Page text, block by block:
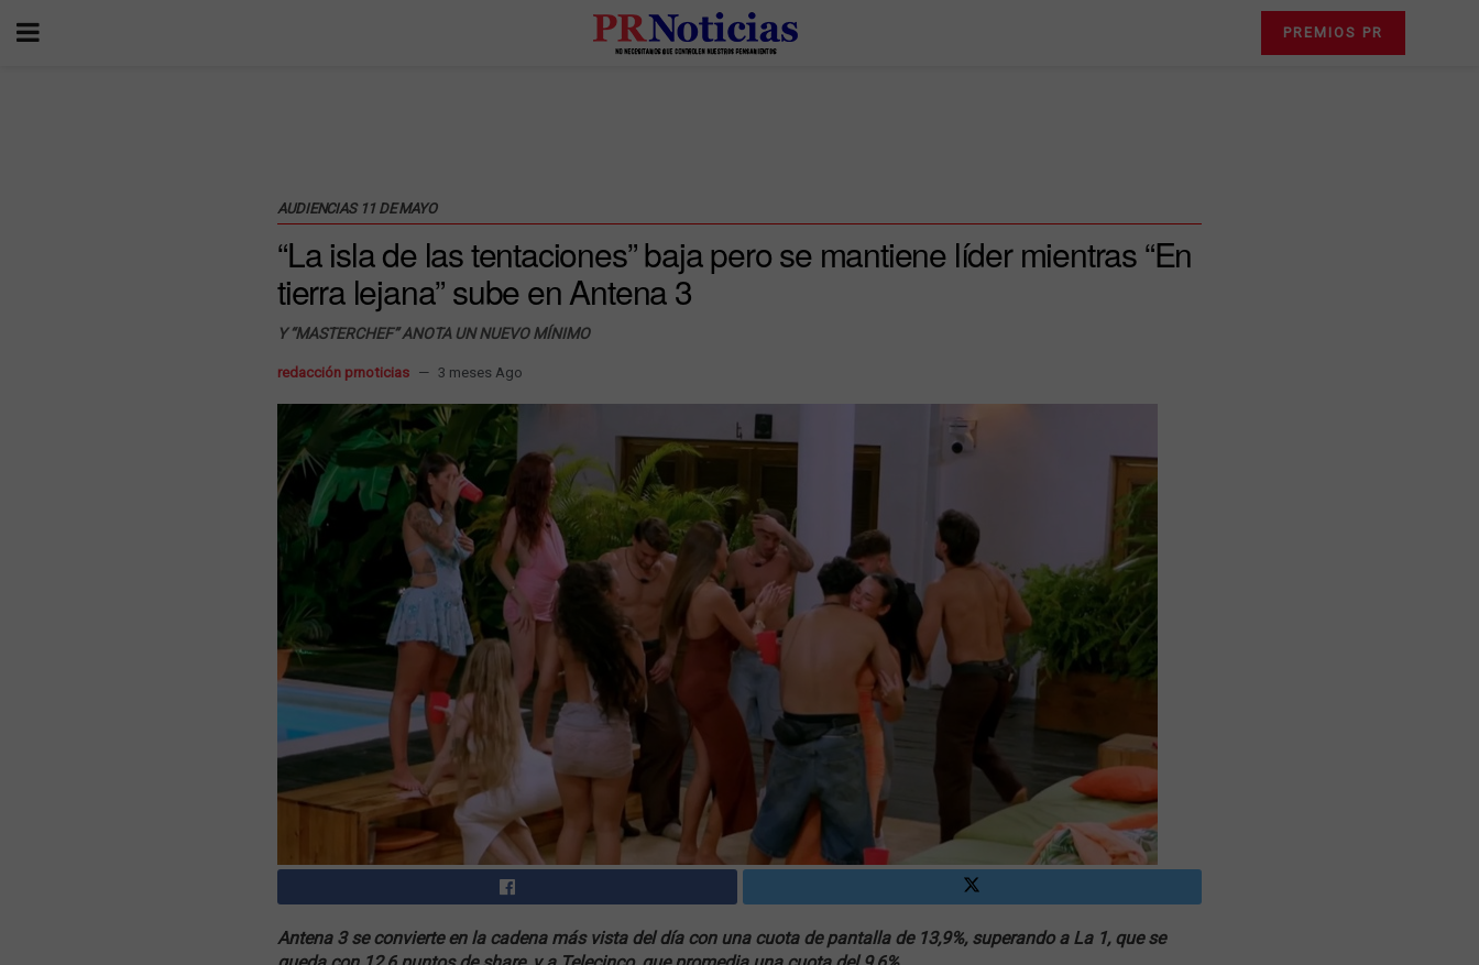
PREMIOS PR
AUDIENCIAS 11 DE MAYO
“La isla de las tentaciones” baja pero se mantiene líder mientras “En
tierra lejana” sube en Antena 3
Y “MASTERCHEF” ANOTA UN NUEVO MÍNIMO
redacción prnoticias 3 meses Ago
Antena 3 se convierte en la cadena más vista del día con una cuota de pantalla de 13,9%, superando a La 1, que se